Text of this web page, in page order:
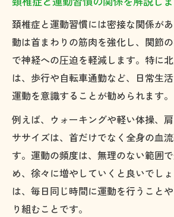
頚椎症と運動習慣には密接な関係が
動は首まわりの筋肉を強化し、関節
で神経への圧迫を軽減します。特に
は、歩行や自転車通勤など、日常生
運動を意識することが勧められます。
例えば、ウォーキングや軽い体操、
ササイズは、首だけでなく全身の血
す。運動の頻度は、無理のない範囲
め、徐々に増やしていくと良いでし
は、毎日同じ時間に運動を行うこと
り組むことです。